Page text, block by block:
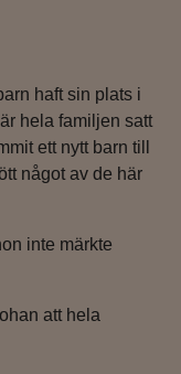
haft sin plats i
hela familjen satt
ett nytt barn till
något av de här
inte märkte
att hela